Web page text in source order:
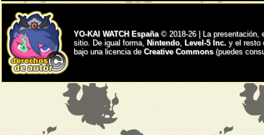
YO-KAI WATCH España © 2018-26 | La presentación,
sitio. De igual forma, Nintendo, Level-5 Inc. y el resto
bajo una licencia de Creative Commons(puedes